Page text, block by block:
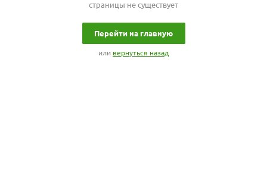
страницы не существует
Перейти на главную
или вернуться назад